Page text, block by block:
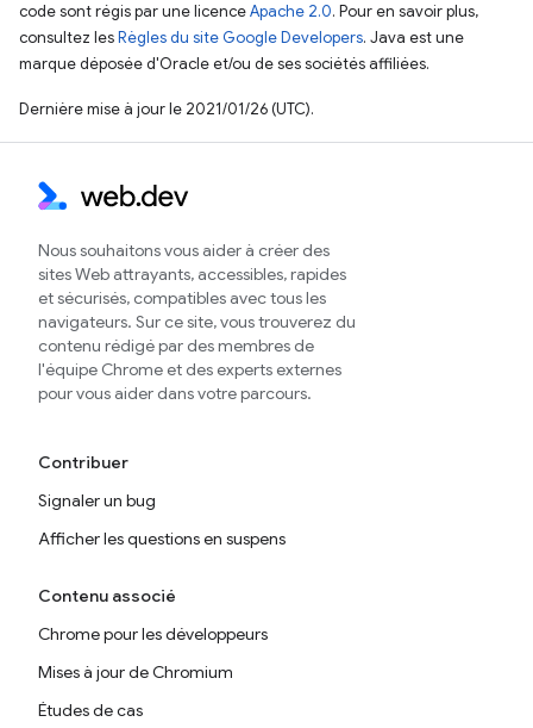
code sont régis par une licenceApache 2.0. Pour en savoir plus,
consultez lesRègles du site Google Developers. Java est une
marque déposée d'Oracle et/ou de ses sociétés affiliées.
Dernière mise à jour le 2021/01/26 (UTC).
Nous souhaitons vous aider à créer des
sites Web attrayants, accessibles, rapides
et sécurisés, compatibles avec tous les
navigateurs. Sur ce site, vous trouverez du
contenu rédigé par des membres de
l'équipe Chrome et des experts externes
pour vous aider dans votre parcours.
Contribuer
Signaler un bug
Afficher les questions en suspens
Contenu associé
Chrome pour les développeurs
Mises à jour de Chromium
Études de cas